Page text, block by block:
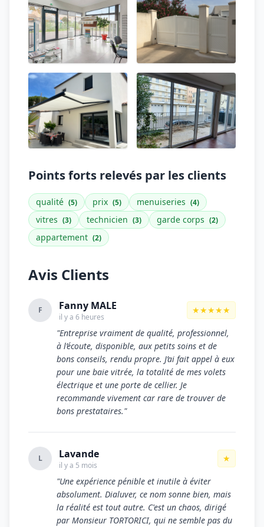
Points forts relevés par les clients
qualité (5) prix (5) menuiseries (4)
vitres (3) technicien (3) garde corps (2)
appartement (2)
Avis Clients
F Fanny MALE
il y a 6 heures
★★★★★
"Entreprise vraiment de qualité, professionnel,
à l’écoute, disponible, aux petits soins et de
bons conseils, rendu propre. J’ai fait appel à eux
pour une baie vitrée, la totalité de mes volets
électrique et une porte de cellier. Je
recommande vivement car rare de trouver de
bons prestataires."
L Lavande
il y a 5 mois
★
"Une expérience pénible et inutile à éviter
absolument. Dialuver, ce nom sonne bien, mais
la réalité est tout autre. C'est un chaos, dirigé
par Monsieur TORTORICI, qui ne semble pas du